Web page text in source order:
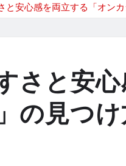
と安心感を両立する「オン
さと安
の見つ